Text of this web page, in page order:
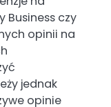
czy
opinii na
jednak
opinie